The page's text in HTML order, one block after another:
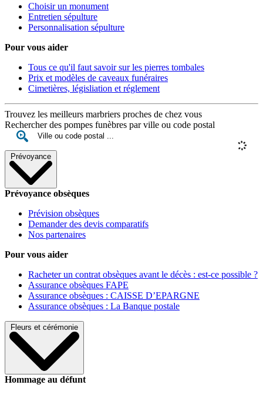
Choisir un monument
Entretien sépulture
Personnalisation sépulture
Pour vous aider
Tous ce qu'il faut savoir sur les pierres tombales
Prix et modèles de caveaux funéraires
Cimetières, législiation et réglement
Trouvez les meilleurs marbriers proches de chez vous
Rechercher des pompes funèbres par ville ou code postal
Prévoyance
Prévoyance obsèques
Prévision obsèques
Demander des devis comparatifs
Nos partenaires
Pour vous aider
Racheter un contrat obsèques avant le décès : est-ce possible ?
Assurance obsèques FAPE
Assurance obsèques : CAISSE D’EPARGNE
Assurance obsèques : La Banque postale
Fleurs et cérémonie
Hommage au défunt